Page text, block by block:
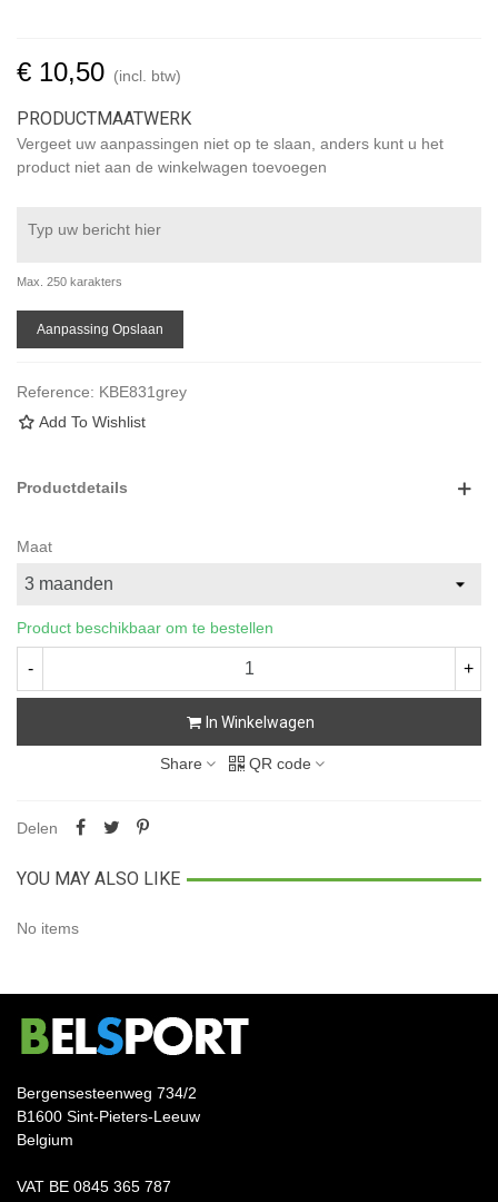
€ 10,50 (incl. btw)
PRODUCTMAATWERK
Vergeet uw aanpassingen niet op te slaan, anders kunt u het
product niet aan de winkelwagen toevoegen
Max. 250 karakters
Aanpassing Opslaan
Reference: KBE831grey
Add To Wishlist
Productdetails
Maat
Product beschikbaar om te bestellen
- +
In Winkelwagen
Share QR code
Delen
YOU MAY ALSO LIKE
No items
Bergensesteenweg 734/2
B1600 Sint-Pieters-Leeuw
Belgium
VAT BE 0845 365 787